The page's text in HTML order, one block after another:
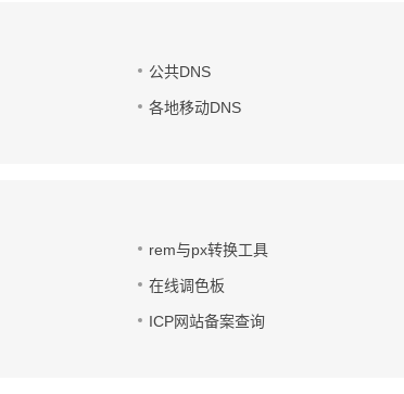
公共DNS
各地移动DNS
rem与px转换工具
在线调色板
ICP网站备案查询